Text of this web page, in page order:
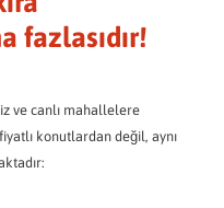
fazlasıdır!
ve canlı mahallelere
konutlardan değil, aynı